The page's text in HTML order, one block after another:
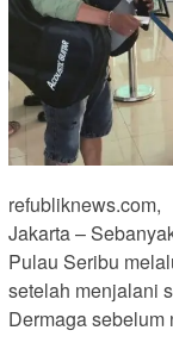
refubliknews.com,
Jakarta –
Pulau Seribu
setelah menjalani
Dermaga sebelum